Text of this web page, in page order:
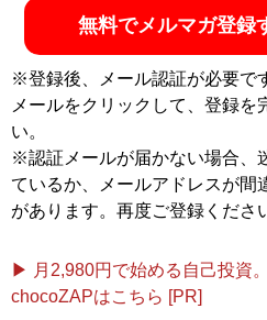
・ 【独自】高級デリヘルで働く42歳
婚相手もコントロールしようとする
の24歳ソープ嬢を直撃。“月25日出
きの生い立ち”を全告白
記事一覧へ
無料でメルマガ登
※登録後、メール認証が必要で
メールをクリックして、登録を
い。
※認証メールが届かない場合、
ているか、メールアドレスが間
があります。再度ご登録くださ
▶ 月2,980円で始める自己投資
chocoZAPはこちら [PR]